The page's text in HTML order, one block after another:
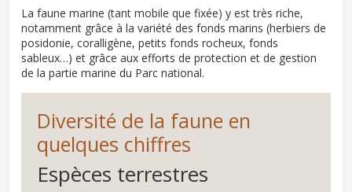
La faune marine (tant mobile que fixée) y est très riche,
notamment grâce à la variété des fonds marins (herbiers de
posidonie, coralligène, petits fonds rocheux, fonds
sableux…) et grâce aux efforts de protection et de gestion
de la partie marine du Parc national.
Diversité de la faune en
quelques chiffres
Espèces terrestres